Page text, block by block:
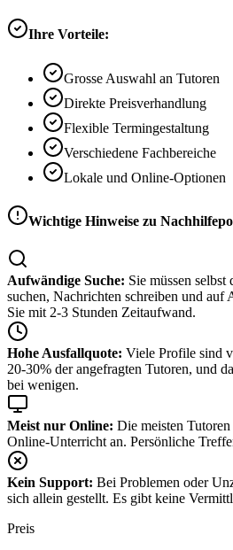
Ihre Vorteile:
Grosse Auswahl an Tutoren
Direkte Preisverhandlung
Flexible Termingestaltung
Verschiedene Fachbereiche
Lokale und Online-Optionen
Wichtige Hinweise zu
Aufwändige Suche: Sie müssen
suchen, Nachrichten schreiben und auf
Sie mit 2-3 Stunden Zeitaufwand.
Hohe Ausfallquote: Viele Profile sind
20-30% der angefragten Tutoren, und
bei wenigen.
Meist nur Online: Die meisten
Online-Unterricht an. Persönliche
Kein Support: Bei Problemen oder
sich allein gestellt. Es gibt keine
Preis